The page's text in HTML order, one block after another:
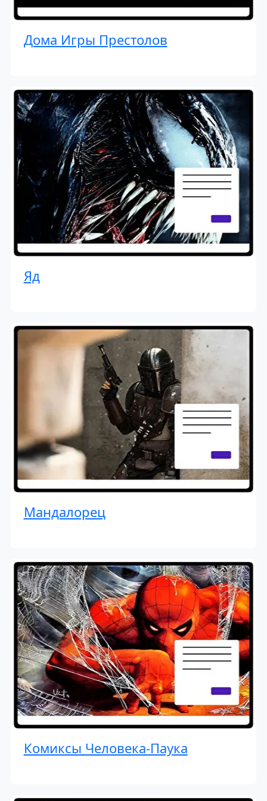
Дома Игры Престолов
Яд
Мандалорец
Комиксы Человека-Паука